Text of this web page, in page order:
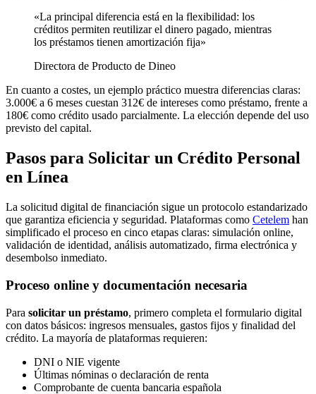
«La principal diferencia está en la flexibilidad: los
créditos permiten reutilizar el dinero pagado, mientras
los préstamos tienen amortización fija»
Directora de Producto de Dineo
En cuanto a costes, un ejemplo práctico muestra diferencias claras:
3.000€ a 6 meses cuestan 312€ de intereses como préstamo, frente a
180€ como crédito usado parcialmente. La elección depende del uso
previsto del capital.
Pasos para Solicitar un Crédito Personal
en Línea
La solicitud digital de financiación sigue un protocolo estandarizado
que garantiza eficiencia y seguridad. Plataformas como Cetelem han
simplificado el proceso en cinco etapas claras: simulación online,
validación de identidad, análisis automatizado, firma electrónica y
desembolso inmediato.
Proceso online y documentación necesaria
Para solicitar un préstamo, primero completa el formulario digital
con datos básicos: ingresos mensuales, gastos fijos y finalidad del
crédito. La mayoría de plataformas requieren:
DNI o NIE vigente
Últimas nóminas o declaración de renta
Comprobante de cuenta bancaria española